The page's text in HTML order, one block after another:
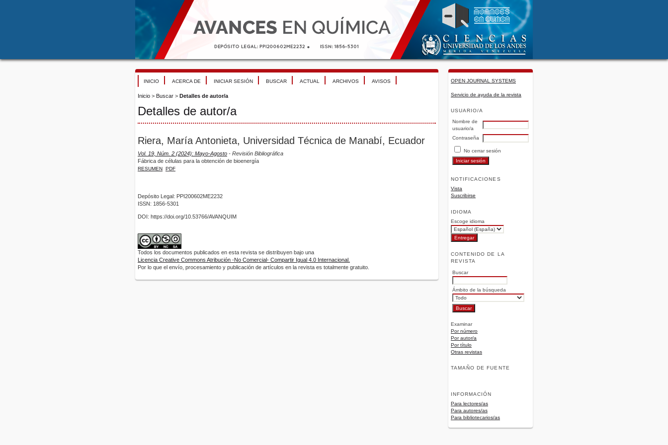
OPEN JOURNAL SYSTEMS
Servicio de ayuda de la revista
USUARIO/A
Nombre de
usuario/a
Contraseña
No cerrar sesión
NOTIFICACIONES
Vista
Suscribirse
IDIOMA
Escoge idioma
CONTENIDO DE LA
REVISTA
Buscar
Ámbito de la búsqueda
Examinar
Por número
Por autor/a
Por título
Otras revistas
TAMAÑO DE FUENTE
INFORMACIÓN
Para lectores/as
Para autores/as
Para bibliotecarios/as
INICIO ACERCA DE INICIAR SESIÓN BUSCAR ACTUAL ARCHIVOS AVISOS
Inicio > Buscar > Detalles de autor/a
Detalles de autor/a
Riera, María Antonieta, Universidad Técnica de Manabí, Ecuador
Vol. 19, Núm. 2 (2024): Mayo-Agosto - Revisión Bibliográfica
Fábrica de células para la obtención de bioenergía
RESUMEN PDF
Depósito Legal: PPI200602ME2232
ISSN: 1856-5301
DOI: https://doi.org/10.53766/AVANQUIM
Todos los documentos publicados en esta revista se distribuyen bajo una
Licencia Creative Commons Atribución -No Comercial- Compartir Igual 4.0 Internacional.
Por lo que el envío, procesamiento y publicación de artículos en la revista es totalmente gratuito.